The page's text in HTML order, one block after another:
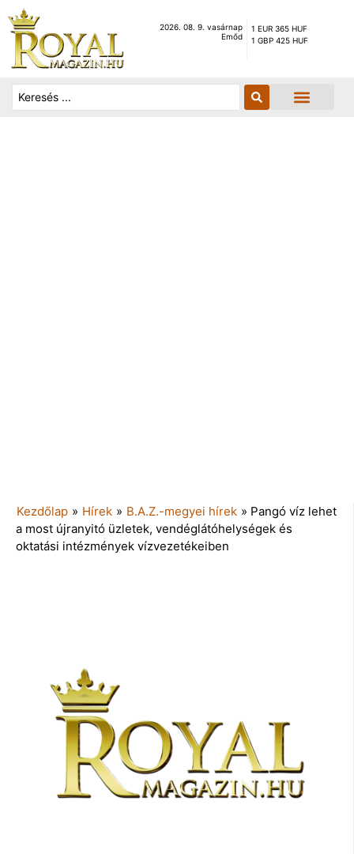
2026. 08. 9. vasárnap
Emőd
1 EUR 365 HUF
1 GBP 425 HUF
Kezdőlap » Hírek » B.A.Z.-megyei hírek » Pangó víz lehet
a most újranyitó üzletek, vendéglátóhelységek és
oktatási intézmények vízvezetékeiben